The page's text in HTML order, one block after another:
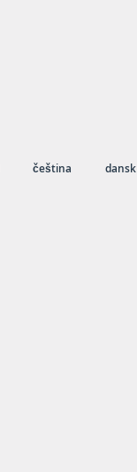
čeština dansk